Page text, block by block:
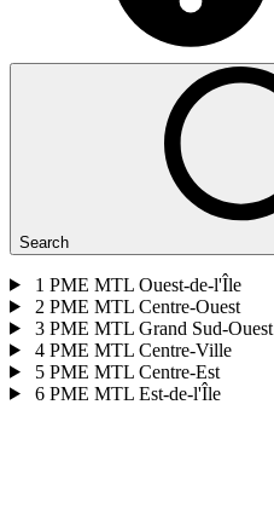
Search
1 PME MTL Ouest-de-l'Île
2 PME MTL Centre-Ouest
3 PME MTL Grand Sud-Ouest
4 PME MTL Centre-Ville
5 PME MTL Centre-Est
6 PME MTL Est-de-l'Île